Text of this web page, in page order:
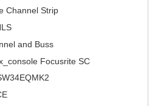
Channel Strip
and Buss
Focusrite SC